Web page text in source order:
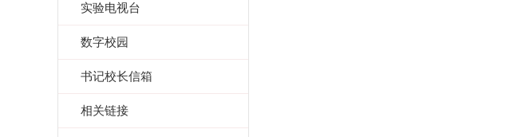
实验电视台
数字校园
书记校长信箱
相关链接